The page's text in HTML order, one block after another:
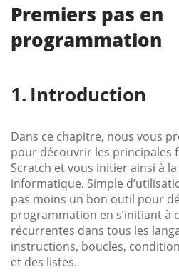
Premiers pas en
programmation
Introduction
Dans ce chapitre, nous vous
pour découvrir les principales
Scratch et vous initier ainsi à
informatique. Simple
pas moins un bon outil pour
programmation en s’initiant à
récurrentes dans tous les
instructions, boucles,
et des listes.